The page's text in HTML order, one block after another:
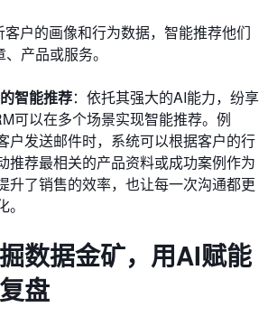
客户的画像和行为数据，智能推荐他们
产品或服务。
智能推荐：依托其强大的AI能力，纷享
可以在多个场景实现智能推荐。例
户发送邮件时，系统可以根据客户的行
推荐最相关的产品资料或成功案例作为
升了销售的效率，也让每一次沟通都更
数据金矿，用AI赋能
盘